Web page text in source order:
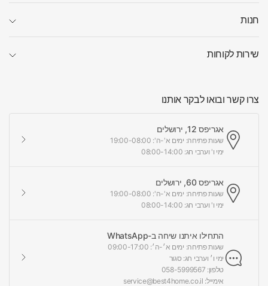
חנות
שירות לקוחות
צרו קשר ובואו לבקר אותנו
אגריפס 12, ירושלים
שעות פתיחה: ימים א'-ה': 19:00-08:00
ימי ו' וערבי חג: 08:00-14:00
אגריפס 60, ירושלים
שעות פתיחה: ימים א'-ה': 19:00-08:00
ימי ו' וערבי חג: 08:00-14:00
התחילו איתנו שיחה ב-WhatsApp
שעות פתיחה: ימים א׳-ה׳: 09:00-17:00
ימי ו׳ וערבי חג: סגור
טלפון: 058-5999567
אימייל: service@best4home.co.il